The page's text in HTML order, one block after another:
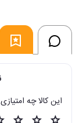
این کالا چه